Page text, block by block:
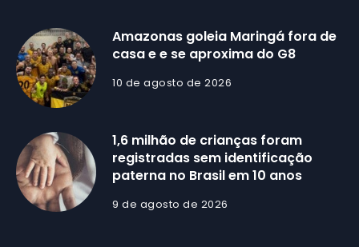
Amazonas goleia Maringá fora de
casa e e se aproxima do G8
10 de agosto de 2026
1,6 milhão de crianças foram
registradas sem identificação
paterna no Brasil em 10 anos
9 de agosto de 2026